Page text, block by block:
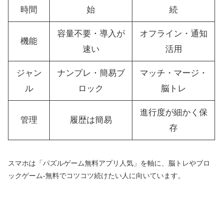
時間
始
続
機能
容量不要・導入が
速い
オフライン・通知
活用
ジャン
ル
ナンプレ・簡易ブ
ロック
マッチ・マージ・
脳トレ
管理 履歴は簡易
進行度が細かく保
存
スマホは「パズルゲーム無料アプリ人気」を軸に、脳トレやブロ
ックゲーム-無料でコツコツ続けたい人に向いています。